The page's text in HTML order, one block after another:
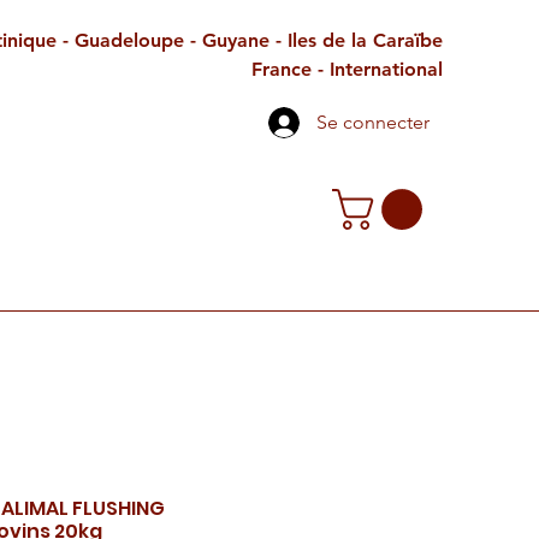
- Guadeloupe - Guyane - Iles de la Caraïbe
France - International
Se connecter
FLUSHING
20kg